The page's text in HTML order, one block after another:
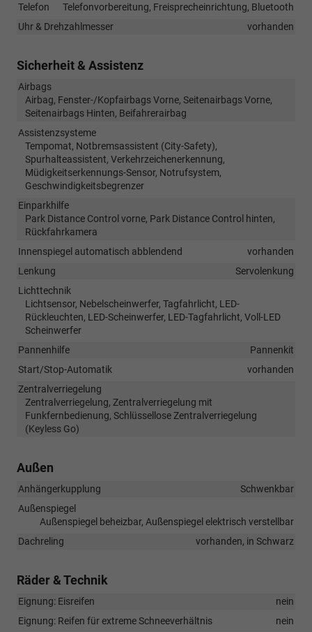
Telefon
Telefonvorbereitung, Freisprecheinrichtung, Bluetooth
Uhr & Drehzahlmesser
vorhanden
Sicherheit & Assistenz
Airbags
Airbag, Fenster-/Kopfairbags Vorne, Seitenairbags Vorne,
Seitenairbags Hinten, Beifahrerairbag
Assistenzsysteme
Tempomat, Notbremsassistent (City-Safety),
Spurhalteassistent, Verkehrzeichenerkennung,
Müdigkeitserkennungs-Sensor, Notrufsystem,
Geschwindigkeitsbegrenzer
Einparkhilfe
Park Distance Control vorne, Park Distance Control hinten,
Rückfahrkamera
Innenspiegel automatisch abblendend
vorhanden
Lenkung
Servolenkung
Lichttechnik
Lichtsensor, Nebelscheinwerfer, Tagfahrlicht, LED-
Rückleuchten, LED-Scheinwerfer, LED-Tagfahrlicht, Voll-LED
Scheinwerfer
Pannenhilfe
Pannenkit
Start/Stop-Automatik
vorhanden
Zentralverriegelung
Zentralverriegelung, Zentralverriegelung mit
Funkfernbedienung, Schlüssellose Zentralverriegelung
(Keyless Go)
Außen
Anhängerkupplung
Schwenkbar
Außenspiegel
Außenspiegel beheizbar, Außenspiegel elektrisch verstellbar
Dachreling
vorhanden, in Schwarz
Räder & Technik
Eignung: Eisreifen
nein
Eignung: Reifen für extreme Schneeverhältnis
nein